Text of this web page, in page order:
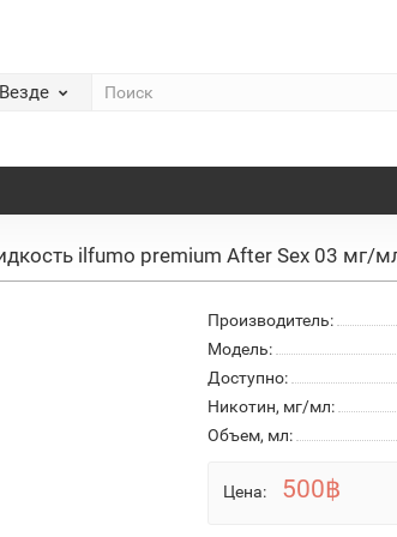
Везде
ilfumo premium After Sex 03 мг/
Производитель:
Модель:
Доступно:
Никотин, мг/мл:
Объем, мл:
Цена: 500฿